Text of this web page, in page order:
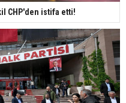
CHP'den istifa etti!